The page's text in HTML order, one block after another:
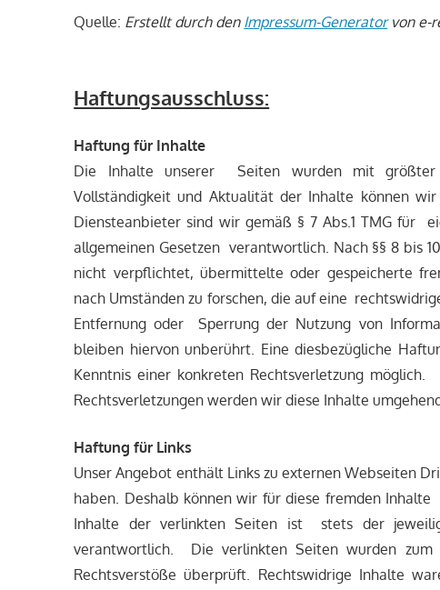
Quelle: Erstellt durch den Impressum-Generatorvon e-
Haftungsausschluss:
Haftung für Inhalte
Die Inhalte unserer Seiten wurden mit
Vollständigkeit und Aktualität der Inhalte können
Diensteanbieter sind wir gemäß § 7 Abs.1 TMG für
allgemeinen Gesetzen verantwortlich. Nach §§ 8 bis
nicht verpflichtet, übermittelte oder gespeicherte
nach Umständen zu forschen, die auf eine
Entfernung oder Sperrung der Nutzung von
bleiben hiervon unberührt. Eine diesbezügliche
Kenntnis einer konkreten Rechtsverletzung
Rechtsverletzungen werden wir diese Inhalte
Haftung für Links
Unser Angebot enthält Links zu externen Webseiten
haben. Deshalb können wir für diese fremden
Inhalte der verlinkten Seiten ist stets der
verantwortlich. Die verlinkten Seiten wurden zum
Rechtsverstöße überprüft. Rechtswidrige Inhalte